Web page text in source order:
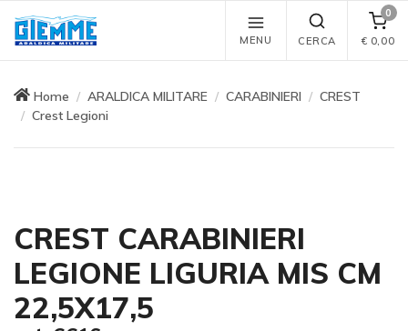
MENU CERCA
0
€ 0,00
Home ARALDICA MILITARE CARABINIERI
CREST
Crest Legioni
CREST CARABINIERI
LEGIONE LIGURIA MIS CM
22,5X17,5